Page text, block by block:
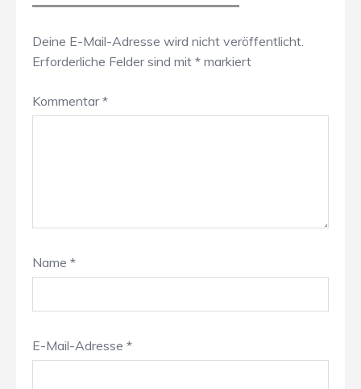
Deine E-Mail-Adresse wird nicht veröffentlicht.
Erforderliche Felder sind mit * markiert
Kommentar*
Name *
E-Mail-Adresse *